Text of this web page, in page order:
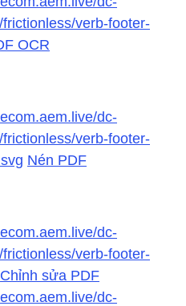
verb-footer-
OCR
dc-
verb-footer-
Nén PDF
dc-
verb-footer-
Chỉnh sửa PDF
dc-